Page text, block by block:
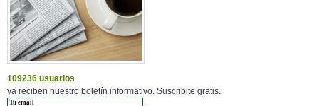
109236 usuarios
ya reciben nuestro boletín informativo. Suscribite gratis.